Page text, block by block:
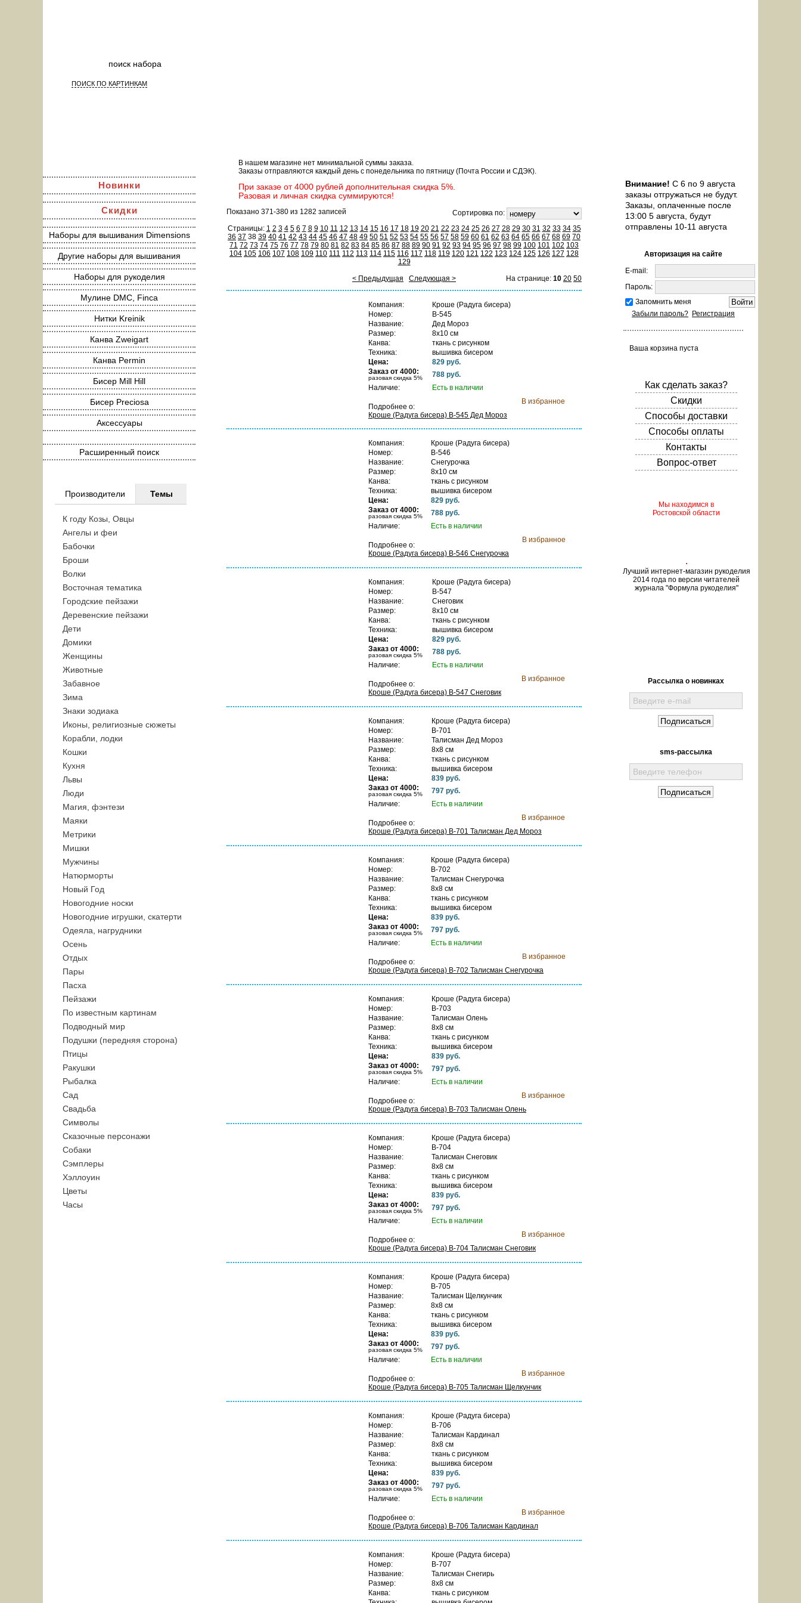
ПОИСК ПО КАРТИНКАМ
Новинки
Скидки
Наборы для вышивания Dimensions
Другие наборы для вышивания
Наборы для рукоделия
Мулине DMC, Finca
Нитки Kreinik
Канва Zweigart
Канва Permin
Бисер Mill Hill
Бисер Preciosa
Аксессуары
Расширенный поиск
Производители Темы
К году Козы, Овцы
Ангелы и феи
Бабочки
Броши
Волки
Восточная тематика
Городские пейзажи
Деревенские пейзажи
Дети
Домики
Женщины
Животные
Забавное
Зима
Знаки зодиака
Иконы, религиозные сюжеты
Корабли, лодки
Кошки
Кухня
Львы
Люди
Магия, фэнтези
Маяки
Метрики
Мишки
Мужчины
Натюрморты
Новый Год
Новогодние носки
Новогодние игрушки, скатерти
Одеяла, нагрудники
Осень
Отдых
Пары
Пасха
Пейзажи
По известным картинам
Подводный мир
Подушки (передняя сторона)
Птицы
Ракушки
Рыбалка
Сад
Свадьба
Символы
Сказочные персонажи
Собаки
Сэмплеры
Хэллоуин
Цветы
Часы
В нашем магазине нет минимальной суммы заказа.
Заказы отправляются каждый день с понедельника по пятницу (Почта России и СДЭК).
При заказе от 4000 рублей дополнительная скидка 5%.
Разовая и личная скидка суммируются!
Показано 371-380 из 1282 записей
Сортировка по:
Страницы: 1 2 3 4 5 6 7 8 9 10 11 12 13 14 15 16 17 18 19 20 21 22 23 24 25 26 27 28 29 30 31 32 33 34 35
36 37 38 39 40 41 42 43 44 45 46 47 48 49 50 51 52 53 54 55 56 57 58 59 60 61 62 63 64 65 66 67 68 69 70
71 72 73 74 75 76 77 78 79 80 81 82 83 84 85 86 87 88 89 90 91 92 93 94 95 96 97 98 99 100 101 102 103
104 105 106 107 108 109 110 111 112 113 114 115 116 117 118 119 120 121 122 123 124 125 126 127 128
129
< Предыдущая
Следующая > На странице: 10 20 50
Компания:
Кроше (Радуга бисера)
Номер:
B-545
Название:
Дед Мороз
Размер:
8х10 см
Канва:
ткань с рисунком
Техника:
вышивка бисером
Цена:
829 руб.
Заказ от 4000:
разовая скидка 5%
788 руб.
Наличие:
Есть в наличии
В избранное
Подробнее о:
Кроше (Радуга бисера) B-545 Дед Мороз
Компания:
Кроше (Радуга бисера)
Номер:
B-546
Название:
Снегурочка
Размер:
8х10 см
Канва:
ткань с рисунком
Техника:
вышивка бисером
Цена:
829 руб.
Заказ от 4000:
разовая скидка 5%
788 руб.
Наличие:
Есть в наличии
В избранное
Подробнее о:
Кроше (Радуга бисера) B-546 Снегурочка
Компания:
Кроше (Радуга бисера)
Номер:
B-547
Название:
Снеговик
Размер:
8х10 см
Канва:
ткань с рисунком
Техника:
вышивка бисером
Цена:
829 руб.
Заказ от 4000:
разовая скидка 5%
788 руб.
Наличие:
Есть в наличии
В избранное
Подробнее о:
Кроше (Радуга бисера) B-547 Снеговик
Компания:
Кроше (Радуга бисера)
Номер:
B-701
Название:
Талисман Дед Мороз
Размер:
8х8 см
Канва:
ткань с рисунком
Техника:
вышивка бисером
Цена:
839 руб.
Заказ от 4000:
разовая скидка 5%
797 руб.
Наличие:
Есть в наличии
В избранное
Подробнее о:
Кроше (Радуга бисера) B-701 Талисман Дед Мороз
Компания:
Кроше (Радуга бисера)
Номер:
B-702
Название:
Талисман Снегурочка
Размер:
8х8 см
Канва:
ткань с рисунком
Техника:
вышивка бисером
Цена:
839 руб.
Заказ от 4000:
разовая скидка 5%
797 руб.
Наличие:
Есть в наличии
В избранное
Подробнее о:
Кроше (Радуга бисера) B-702 Талисман Снегурочка
Компания:
Кроше (Радуга бисера)
Номер:
B-703
Название:
Талисман Олень
Размер:
8х8 см
Канва:
ткань с рисунком
Техника:
вышивка бисером
Цена:
839 руб.
Заказ от 4000:
разовая скидка 5%
797 руб.
Наличие:
Есть в наличии
В избранное
Подробнее о:
Кроше (Радуга бисера) B-703 Талисман Олень
Компания:
Кроше (Радуга бисера)
Номер:
B-704
Название:
Талисман Снеговик
Размер:
8х8 см
Канва:
ткань с рисунком
Техника:
вышивка бисером
Цена:
839 руб.
Заказ от 4000:
разовая скидка 5%
797 руб.
Наличие:
Есть в наличии
В избранное
Подробнее о:
Кроше (Радуга бисера) B-704 Талисман Снеговик
Компания:
Кроше (Радуга бисера)
Номер:
B-705
Название:
Талисман Щелкунчик
Размер:
8х8 см
Канва:
ткань с рисунком
Техника:
вышивка бисером
Цена:
839 руб.
Заказ от 4000:
разовая скидка 5%
797 руб.
Наличие:
Есть в наличии
В избранное
Подробнее о:
Кроше (Радуга бисера) B-705 Талисман Щелкунчик
Компания:
Кроше (Радуга бисера)
Номер:
B-706
Название:
Талисман Кардинал
Размер:
8х8 см
Канва:
ткань с рисунком
Техника:
вышивка бисером
Цена:
839 руб.
Заказ от 4000:
разовая скидка 5%
797 руб.
Наличие:
Есть в наличии
В избранное
Подробнее о:
Кроше (Радуга бисера) B-706 Талисман Кардинал
Компания:
Кроше (Радуга бисера)
Номер:
B-707
Название:
Талисман Снегирь
Размер:
8х8 см
Канва:
ткань с рисунком
Внимание! С 6 по 9 августа
заказы отгружаться не будут.
Заказы, оплаченные после
13:00 5 августа, будут
отправлены 10-11 августа
Авторизация на сайте
E-mail:
Пароль:
Запомнить меня
Забыли пароль? Регистрация
Ваша корзина пуста
Как сделать заказ?
Скидки
Способы доставки
Способы оплаты
Контакты
Вопрос-ответ
Мы находимся в
Ростовской области
Лучший интернет-магазин рукоделия
2014 года по версии читателей
журнала "Формула рукоделия"
Рассылка о новинках
sms-рассылка